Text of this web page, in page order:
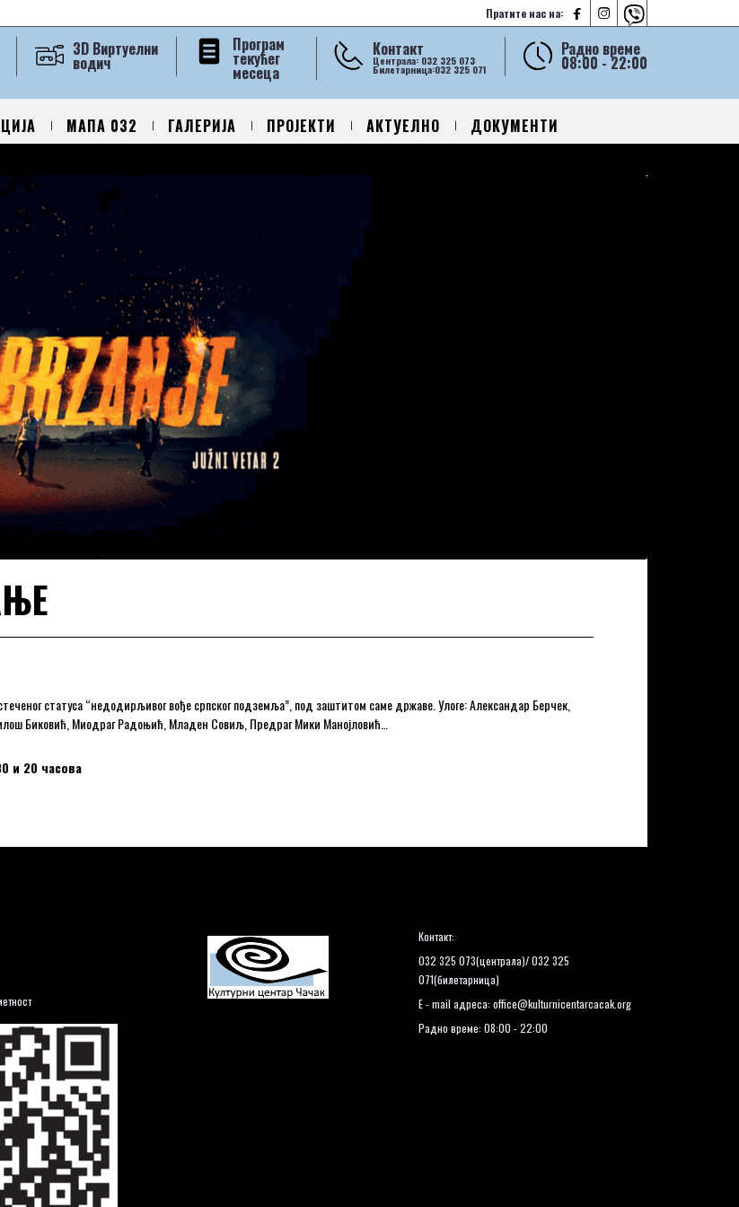
Пратите нас на:   
Радно време
08:00 - 22:00
Контакт
Централа: 032 325 073
Билетарница:032 325 071
Програм
текућег
месеца
3D Виртуелни
водич
МАПА 032 ГАЛЕРИЈА ПРОЈЕКТИ АКТУЕЛНО ДОКУМЕНТИ
статуса “недодирљивог вође српског подземља”, под заштитом саме државе. Улоге: Александар Берчек,
Биковић, Миодраг Радоњић, Младен Совиљ, Предраг Мики Манојловић…
и 20 часова
Контакт:
032 325 073(централа)/ 032 325
071(билетарница)
E - mail адреса: office@kulturnicentarcacak.org
Радно време: 08:00 - 22:00